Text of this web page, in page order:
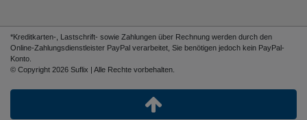
*Kreditkarten-, Lastschrift- sowie Zahlungen über Rechnung werden durch den
Online-Zahlungsdienstleister PayPal verarbeitet, Sie benötigen jedoch kein PayPal-
Konto.
© Copyright 2026 Suflix | Alle Rechte vorbehalten.